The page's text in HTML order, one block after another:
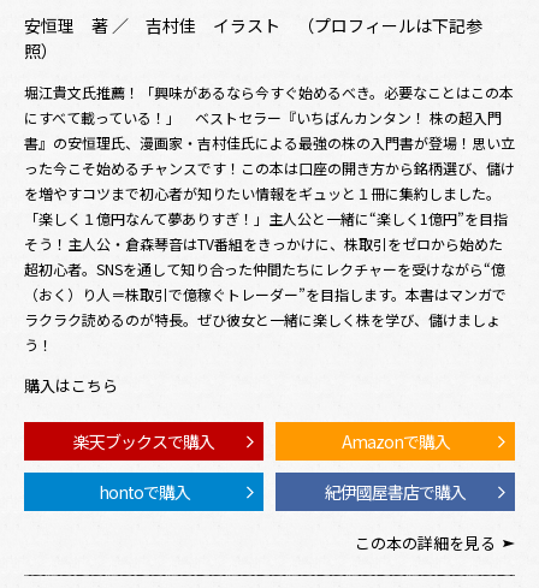
安恒理 著 ／ 吉村佳 イラスト （プロフィールは下記参
照）
堀江貴文氏推薦！「興味があるなら今すぐ始めるべき。必要なことはこの本
にすべて載っている！」 ベストセラー『いちばんカンタン！ 株の超入門
書』の安恒理氏、漫画家・吉村佳氏による最強の株の入門書が登場！思い立
った今こそ始めるチャンスです！この本は口座の開き方から銘柄選び、儲け
を増やすコツまで初心者が知りたい情報をギュッと１冊に集約しました。
「楽しく１億円なんて夢ありすぎ！」主人公と一緒に“楽しく1億円”を目指
そう！主人公・倉森琴音はTV番組をきっかけに、株取引をゼロから始めた
超初心者。SNSを通して知り合った仲間たちにレクチャーを受けながら“億
（おく）り人＝株取引で億稼ぐトレーダー”を目指します。本書はマンガで
ラクラク読めるのが特長。ぜひ彼女と一緒に楽しく株を学び、儲けましょ
う！
購入はこちら
楽天ブックスで購入 Amazonで購入
hontoで購入 紀伊國屋書店で購入
この本の詳細を見る